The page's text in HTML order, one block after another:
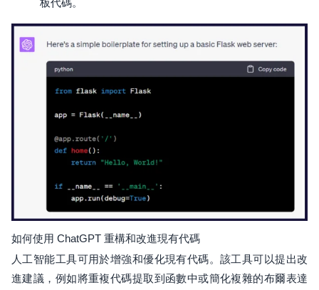
如何使用 ChatGPT 重構和改進現有代碼
人工智能工具可用於增強和優化現有代碼。該工具可以提出改
進建議，例如將重複代碼提取到函數中或簡化複雜的布爾表達